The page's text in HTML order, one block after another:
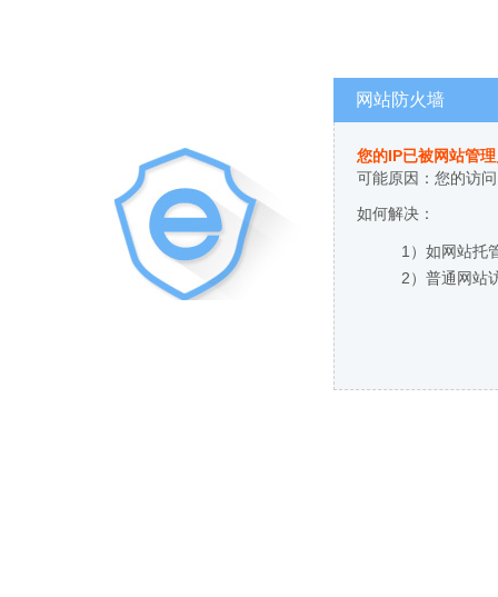
网站防火墙
您的IP已被网站管
可能原因：您的访
如何解决：
1）如网站托
2）普通网站